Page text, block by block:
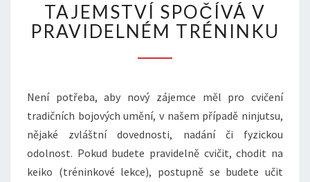
SPOČÍVÁ
V
PRAVIDELNÉM
TRÉNINKU
TAJEMSTVÍ SPOČÍVÁ V
PRAVIDELNÉM TRÉNINKU
Není potřeba, aby nový zájemce měl pro cvičení
tradičních bojových umění, v našem případě ninjutsu,
nějaké zvláštní dovednosti, nadání či fyzickou
odolnost. Pokud budete pravidelně cvičit, chodit na
keiko (tréninkové lekce), postupně se budete učit